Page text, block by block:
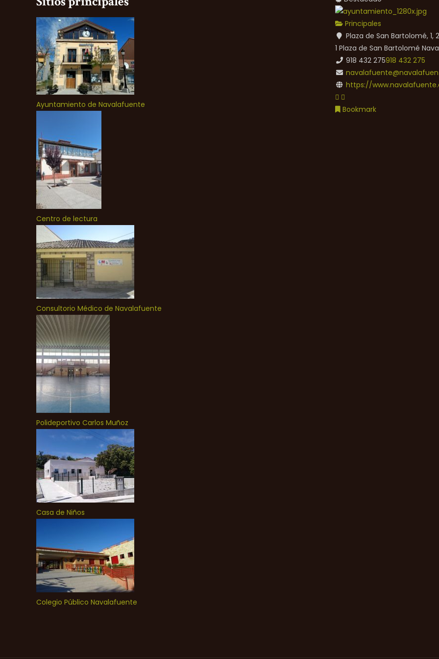
Ayuntamiento de Navalafuente
Centro de lectura
Consultorio Médico de Navalafuente
Polideportivo Carlos Muñoz
Casa de Niños
Colegio Público Navalafuente
Principales
Plaza de San Bartolomé,
1 Plaza de San Bartolomé
918 432 275918 432 275
https://
Bookmark